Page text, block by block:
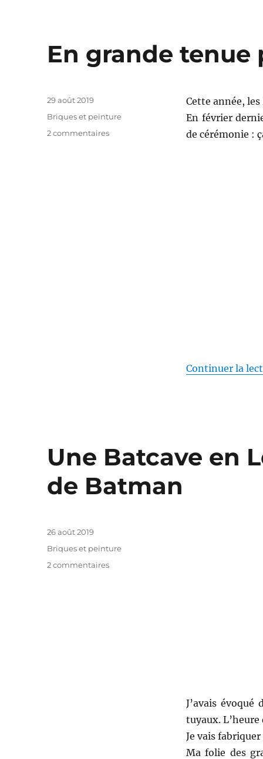
En grande tenue
Cette année,
En février
de cérémonie :
Continuer la
Publié
29 août 2019
Catégories
Briques et peinture
2 commentairessur
Une Batcave en
de Batman
J’avais
tuyaux.
Je vais
Ma folie des
Publié
26 août 2019
Catégories
Briques et peinture
2 commentairessur